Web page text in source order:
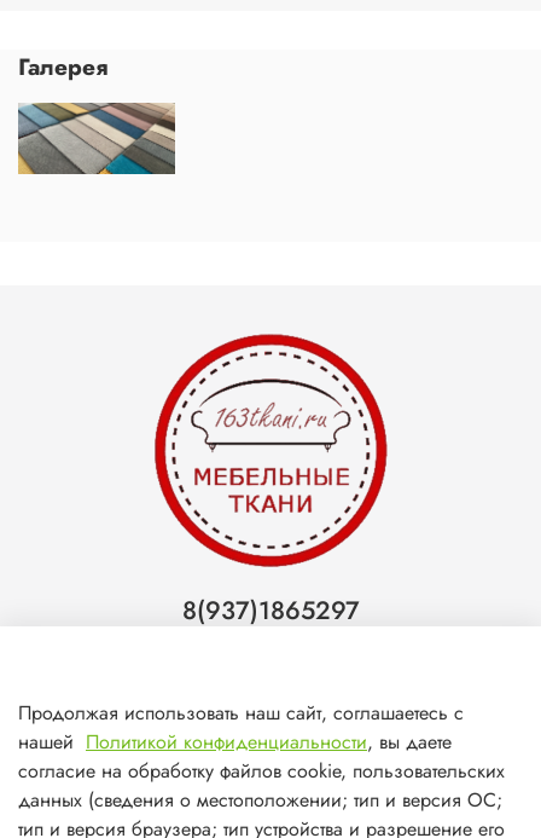
Галерея
8(937)1865297
Самара (ТЦ МегаМебель)
8(927)7360008
Самара (ст.м. Победа)
Продолжая использовать наш сайт, соглашаетесь с
нашей Политикой конфиденциальности, вы даете
согласие на обработку файлов cookie, пользовательских
данных (сведения о местоположении; тип и версия ОС;
тип и версия браузера; тип устройства и разрешение его